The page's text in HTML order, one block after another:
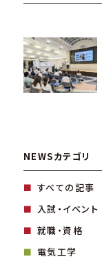
NEWSカテゴリ
すべての記事
入試・イベント
就職・資格
電気工学